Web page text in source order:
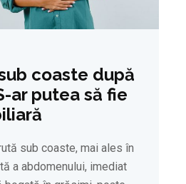
coaste după
ar putea să fie
sub coaste, mai ales în
a abdomenului, imediat